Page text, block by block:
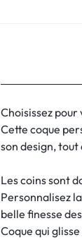
Choisissez
Cette coque
son design,
Les coins sont
Personnalisez
belle finesse
Coque qui